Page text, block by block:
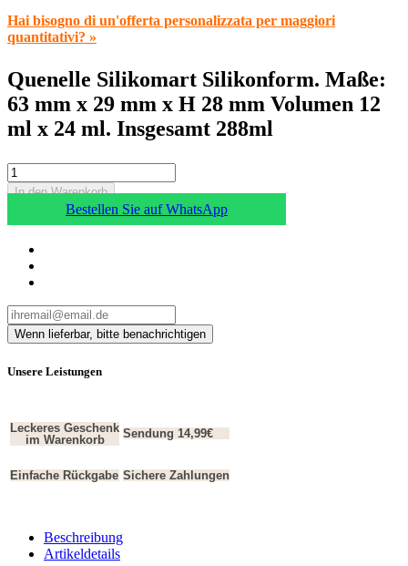
Hai bisogno di un'offerta personalizzata per maggiori
quantitativi? »
Quenelle Silikomart Silikonform. Maße:
63 mm x 29 mm x H 28 mm Volumen 12
ml x 24 ml. Insgesamt 288ml
In den Warenkorb
Bestellen Sie auf WhatsApp
Unsere Leistungen
Leckeres Geschenk
im Warenkorb
Sendung 14,99€
Einfache Rückgabe Sichere Zahlungen
Beschreibung
Artikeldetails